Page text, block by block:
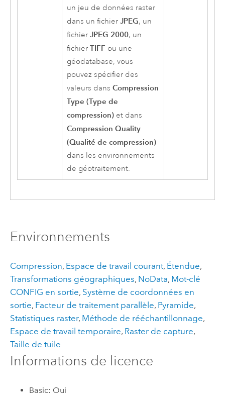
un jeu de données raster
dans un fichier JPEG, un
fichier JPEG 2000, un
fichier TIFF ou une
géodatabase, vous
pouvez spécifier des
valeurs dans Compression
Type (Type de
compression)et dans
Compression Quality
(Qualité de compression)
dans les environnements
de géotraitement.
Environnements
Compression, Espace de travail courant, Étendue,
Transformations géographiques, NoData, Mot-clé
CONFIG en sortie, Système de coordonnées en
sortie, Facteur de traitement parallèle, Pyramide,
Statistiques raster, Méthode de rééchantillonnage,
Espace de travail temporaire, Raster de capture,
Taille de tuile
Informations de licence
Basic: Oui